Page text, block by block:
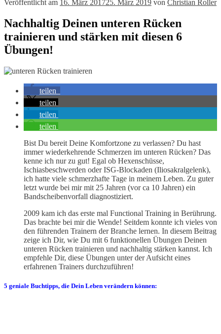
Veröffentlicht am 16. März 201725. März 2019 von Christian Roller
Nachhaltig Deinen unteren Rücken
trainieren und stärken mit diesen 6
Übungen!
teilen
teilen
teilen
teilen
Bist Du bereit Deine Komfortzone zu verlassen? Du hast
immer wiederkehrende Schmerzen im unteren Rücken? Das
kenne ich nur zu gut! Egal ob Hexenschüsse,
Ischiasbeschwerden oder ISG-Blockaden (Iliosakralgelenk),
ich hatte viele schmerzhafte Tage in meinem Leben. Zu guter
letzt wurde bei mir mit 25 Jahren (vor ca 10 Jahren) ein
Bandscheibenvorfall diagnostiziert.
2009 kam ich das erste mal Functional Training in Berührung.
Das brachte bei mir die Wende! Seitdem konnte ich vieles von
den führenden Trainern der Branche lernen. In diesem Beitrag
zeige ich Dir, wie Du mit 6 funktionellen Übungen Deinen
unteren Rücken trainieren und nachhaltig stärken kannst. Ich
empfehle Dir, diese Übungen unter der Aufsicht eines
erfahrenen Trainers durchzuführen!
5 geniale Buchtipps, die Dein Leben verändern können: